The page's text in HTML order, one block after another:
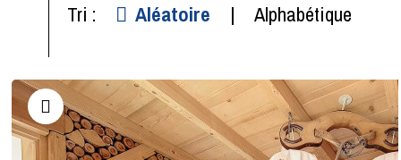
Tri : Aléatoire Alphabétique